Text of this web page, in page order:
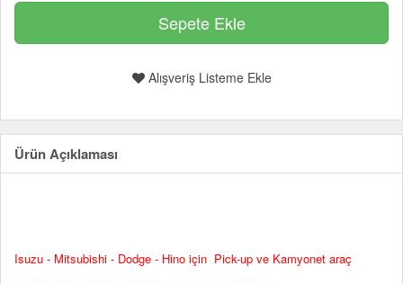
Alışveriş Listeme Ekle
Ürün Açıklaması
Isuzu - Mitsubishi - Dodge - Hino için Pick-up ve Kamyonet araç